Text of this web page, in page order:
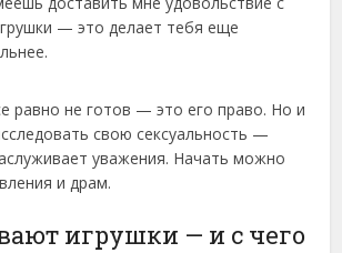
— это делает тебя еще
равно не готов — это его право. Но и
свою сексуальность —
уважения. Начать можно
и драм.
игрушки — и с чего